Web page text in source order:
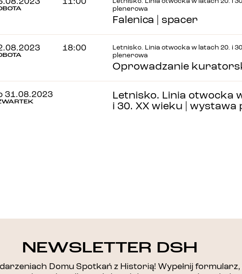
plenerowa
Falenica | spacer
18:00
Letnisko. Linia otwocka w latach 20. i
plenerowa
Oprowadzanie
31.08.2023
Letnisko. Linia otwocka
i 30. XX wieku | wystawa
DZIĘKUJEMY!
NEWSLETTER DSH
Domu Spotkań z Historią! Wypełnij formularz,